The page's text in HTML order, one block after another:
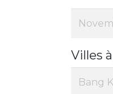
Villes
Bang